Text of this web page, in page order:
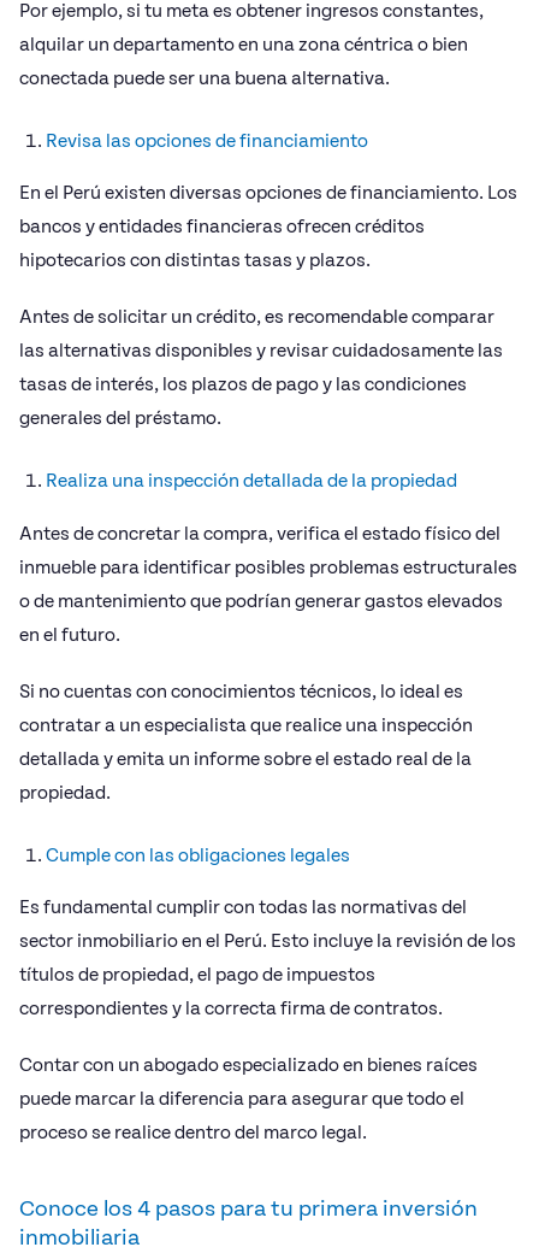
Por ejemplo, si tu meta es obtener ingresos constantes,
alquilar un departamento en una zona céntrica o bien
conectada puede ser una buena alternativa.
Revisa las opciones de financiamiento
En el Perú existen diversas opciones de financiamiento. Los
bancos y entidades financieras ofrecen créditos
hipotecarios con distintas tasas y plazos.
Antes de solicitar un crédito, es recomendable comparar
las alternativas disponibles y revisar cuidadosamente las
tasas de interés, los plazos de pago y las condiciones
generales del préstamo.
Realiza una inspección detallada de la propiedad
Antes de concretar la compra, verifica el estado físico del
inmueble para identificar posibles problemas estructurales
o de mantenimiento que podrían generar gastos elevados
en el futuro.
Si no cuentas con conocimientos técnicos, lo ideal es
contratar a un especialista que realice una inspección
detallada y emita un informe sobre el estado real de la
propiedad.
Cumple con las obligaciones legales
Es fundamental cumplir con todas las normativas del
sector inmobiliario en el Perú. Esto incluye la revisión de los
títulos de propiedad, el pago de impuestos
correspondientes y la correcta firma de contratos.
Contar con un abogado especializado en bienes raíces
puede marcar la diferencia para asegurar que todo el
proceso se realice dentro del marco legal.
Conoce los 4 pasos para tu primera inversión
inmobiliaria